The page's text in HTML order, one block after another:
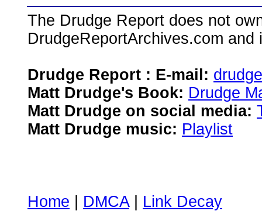
The Drudge Report does not
DrudgeReportArchives.com
Drudge Report : E-mail:
Matt Drudge's Book: Drudge
Matt Drudge on social media:
Matt Drudge music: Playlist
Home DMCA| Link Decay